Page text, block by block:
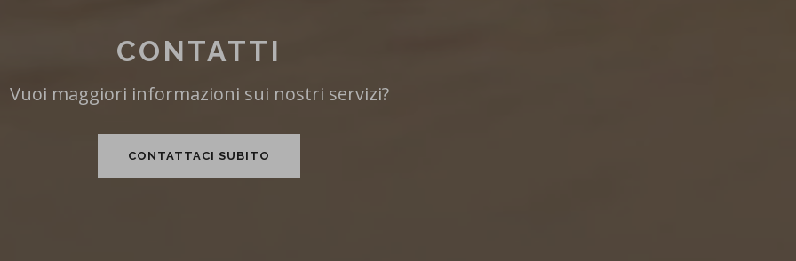
CONTATTI
Vuoi maggiori informazioni sui nostri servizi?
CONTATTACI SUBITO